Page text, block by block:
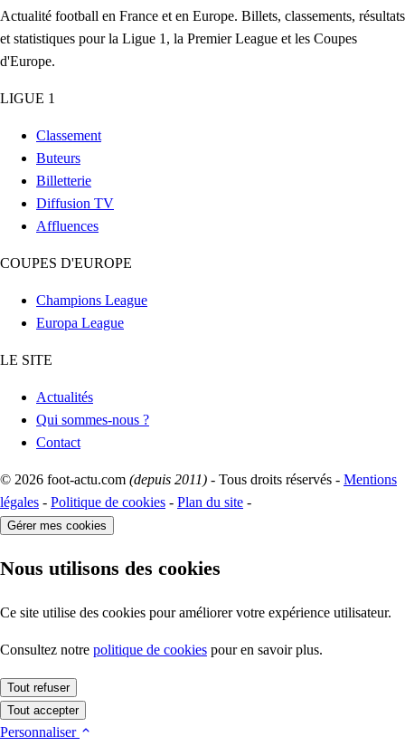
Actualité football en France et en Europe. Billets, classements, résultats
et statistiques pour la Ligue 1, la Premier League et les Coupes
d'Europe.
LIGUE 1
Classement
Buteurs
Billetterie
Diffusion TV
Affluences
COUPES D'EUROPE
Champions League
Europa League
LE SITE
Actualités
Qui sommes-nous ?
Contact
© 2026 foot-actu.com (depuis 2011) - Tous droits réservés - Mentions
légales - Politique de cookies - Plan du site -
Gérer mes cookies
Nous utilisons des cookies
Ce site utilise des cookies pour améliorer votre expérience utilisateur.
Consultez notre politique de cookies pour en savoir plus.
Tout refuser
Tout accepter
Personnaliser